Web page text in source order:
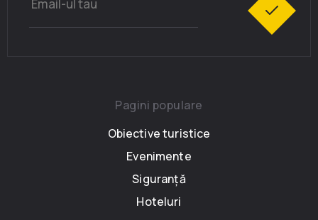
Pagini populare
Obiective turistice
Evenimente
Siguranță
Hoteluri